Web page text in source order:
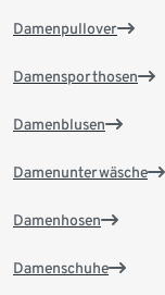
Damenpullover
Damensporthosen
Damenblusen
Damenunterwäsche
Damenhosen
Damenschuhe